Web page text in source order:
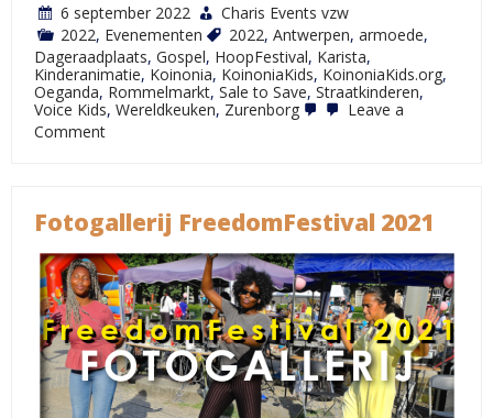
6 september 2022
Charis Events vzw
2022, Evenementen 2022, Antwerpen, armoede,
Dageraadplaats, Gospel, HoopFestival, Karista,
Kinderanimatie, Koinonia, KoinoniaKids, KoinoniaKids.org,
Oeganda, Rommelmarkt, Sale to Save, Straatkinderen,
Voice Kids, Wereldkeuken, Zurenborg
Leave a
Commenton
Fotogallerij FreedomFestival 2021